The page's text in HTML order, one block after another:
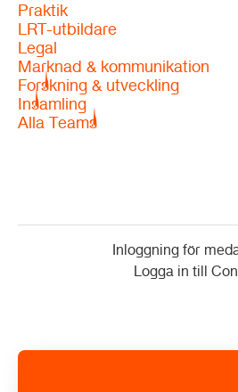
Praktik
LRT-utbildare
Legal
Marknad & kommunikation
Forskning & utveckling
Insamling
Alla Teams
Inloggning för
Logga in till